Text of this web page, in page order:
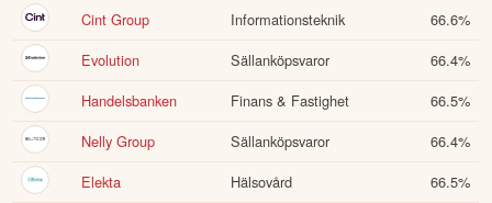
Cint Group Informationsteknik 66.6%
Evolution
Sällanköpsvaror 66.4%
Handelsbanken
Finans & Fastighet 66.5%
Nelly Group
Sällanköpsvaror 66.4%
Elekta
Hälsovård 66.5%